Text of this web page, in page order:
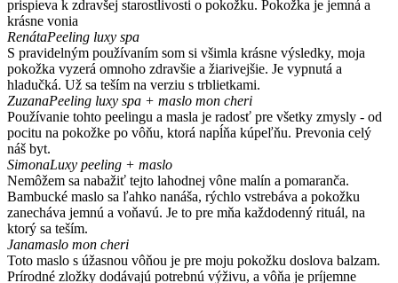
prispieva k zdravšej starostlivosti o pokožku. Pokožka je jemná a
krásne vonia
RenátaPeeling luxy spa
S pravidelným používaním som si všimla krásne výsledky, moja
pokožka vyzerá omnoho zdravšie a žiarivejšie. Je vypnutá a
hladučká. Už sa teším na verziu s trblietkami.
ZuzanaPeeling luxy spa + maslo mon cheri
Používanie tohto peelingu a masla je radosť pre všetky zmysly - od
pocitu na pokožke po vôňu, ktorá napĺňa kúpeľňu. Prevonia celý
náš byt.
SimonaLuxy peeling + maslo
Nemôžem sa nabažiť tejto lahodnej vône malín a pomaranča.
Bambucké maslo sa ľahko nanáša, rýchlo vstrebáva a pokožku
zanecháva jemnú a voňavú. Je to pre mňa každodenný rituál, na
ktorý sa teším.
Janamaslo mon cheri
Toto maslo s úžasnou vôňou je pre moju pokožku doslova balzam.
Prírodné zložky dodávajú potrebnú výživu, a vôňa je príjemne